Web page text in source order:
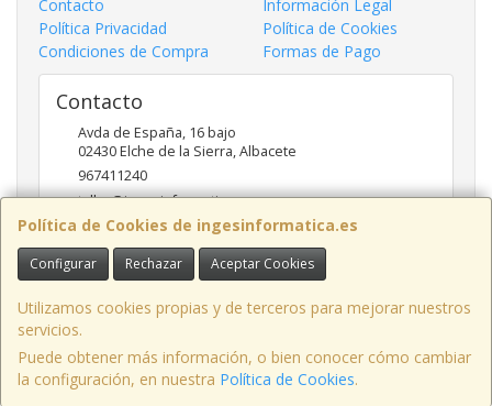
Política de Cookies de ingesinformatica.es
Configurar Rechazar Aceptar Cookies
Utilizamos cookies propias y de terceros para mejorar nuestros
servicios.
Puede obtener más información, o bien conocer cómo cambiar
la configuración, en nuestra Política de Cookies.
Contacto
Información Legal
Política Privacidad
Política de Cookies
Condiciones de Compra
Formas de Pago
Contacto
Avda de España, 16 bajo
02430Elche de la Sierra,Albacete
967411240
taller@ingesinformatica.es
Horario
9 a 14 y 17 a 20
, , , , España. - C.I.F.: 53141721Z - Tfno: